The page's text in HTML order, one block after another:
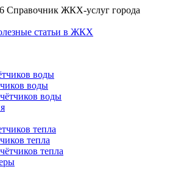
Справочник ЖКХ-услуг города
воды
воды
воды
тепла
тепла
тепла